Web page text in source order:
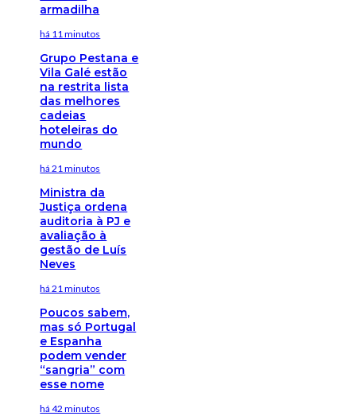
armadilha
há 11 minutos
Grupo Pestana e
Vila Galé estão
na restrita lista
das melhores
cadeias
hoteleiras do
mundo
há 21 minutos
Ministra da
Justiça ordena
auditoria à PJ e
avaliação à
gestão de Luís
Neves
há 21 minutos
Poucos sabem,
mas só Portugal
e Espanha
podem vender
“sangria” com
esse nome
há 42 minutos